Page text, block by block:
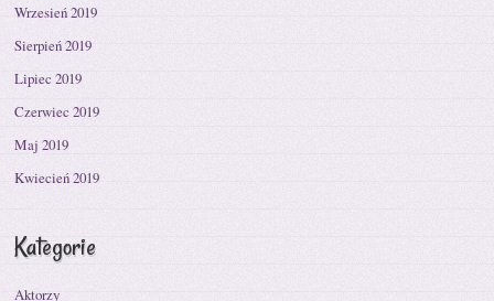
Wrzesień 2019
Sierpień 2019
Lipiec 2019
Czerwiec 2019
Maj 2019
Kwiecień 2019
Kategorie
Aktorzy